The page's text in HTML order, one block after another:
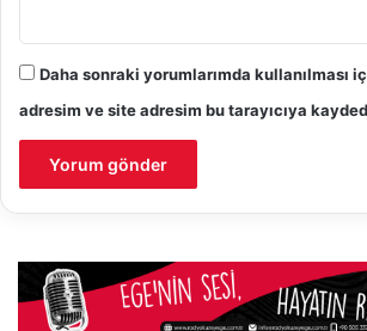
Daha sonraki yorumlarımda kullanılması
adresim ve site adresim bu tarayıcıya